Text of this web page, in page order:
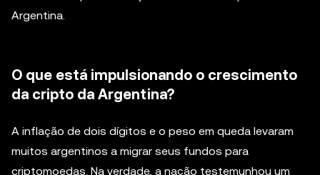
Argentina.
O que está impulsionando o crescimento
da cripto da Argentina?
A inflação de dois dígitos e o peso em queda levaram
muitos argentinos a migrar seus fundos para
criptomoedas. Na verdade, a nação testemunhou um